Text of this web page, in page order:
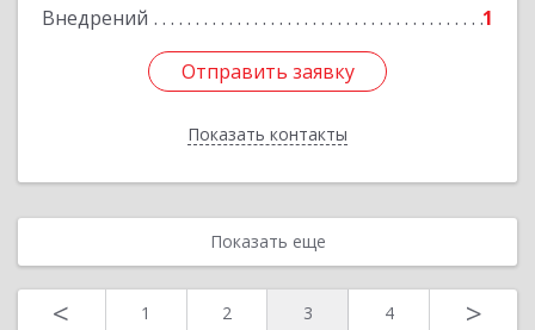
Внедрений 1
Отправить заявку
Показать контакты
Подробнее
Отправить заявку
Назад
Показать еще
< 1 2 3 4 >